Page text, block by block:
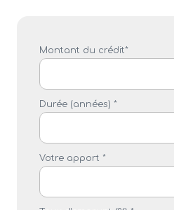
Montant du crédit*
Durée (années) *
Votre apport *